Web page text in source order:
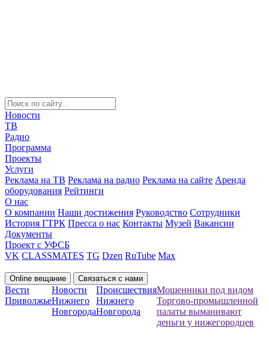
Новости
ТВ
Радио
Программа
Проекты
Услуги
Реклама на ТВ Реклама на радио Реклама на сайте Аренда
оборудования Рейтинги
О нас
О компании Наши достижения Руководство Сотрудники
История ГТРК Пресса о нас Контакты Музей Вакансии
Документы
Проект с УФСБ
VK CLASSMATES TG Dzen RuTube Max
Online вещание Связаться с нами
Вести
Приволжье
Новости
Нижнего
Новгорода
Происшествия
Нижнего
Новгорода
Мошенники под видом
Торгово-промышленной
палаты выманивают
деньги у нижегородцев